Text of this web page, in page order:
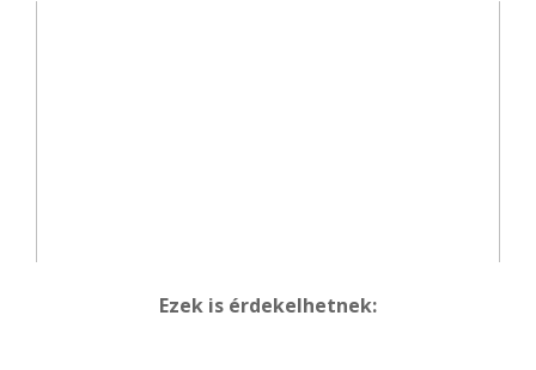
Ezek is érdekelhetnek: